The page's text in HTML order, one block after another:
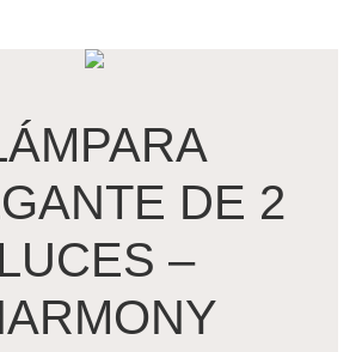
DE 2
LUCES –